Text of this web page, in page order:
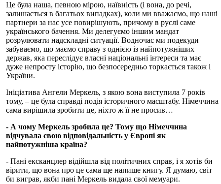
Це була наша, певною мірою, наївність (і вона, до речі,
залишається в багатьох випадках), коли ми вважаємо, що наші
партнери за нас усе повирішують, причому в руслі саме
українського бачення. Ми делегуємо іншим мандат
розрулювати надскладні ситуації. Водночас ми подекуди
забуваємо, що маємо справу з однією із найпотужніших
держав, яка переслідує власні національні інтереси та має
дуже непросту історію, що безпосередньо торкається також і
України.
Ініціатива Ангели Меркель, з якою вона виступила 7 років
тому, – це була справді подія історичного масштабу. Німеччина
сама вирішила зробити це, ніхто ж її не просив…
- А чому Меркель зробила це? Тому що Німеччина
відчувала свою відповідальність у Європі як
найпотужніша країна?
- Пані ексканцлер відійшла від політичних справ, і я хотів би
вірити, що вона про це сама ще напише книгу. Я думаю, світ
би виграв, якби пані Меркель видала свої мемуари.